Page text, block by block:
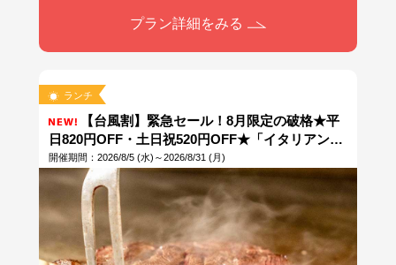
プラン詳細をみる
ランチ
【台風割】緊急セール！8月限定の破格★平
日820円OFF・土日祝520円OFF★「イタリアンフ
ェア」ランチバイキング開催！＼今だけ中・高校
生は半額／土日祝はスパークリングワイン・赤ワ
イン・白ワインも飲み放題♪／駐車場無料・個室室
料無料・アニバーサリープレート無料※当日13時
まで予約可能※なはんちゅPAYご利用OK！
開催期間：2026/8/5 (水)～2026/8/31 (月)